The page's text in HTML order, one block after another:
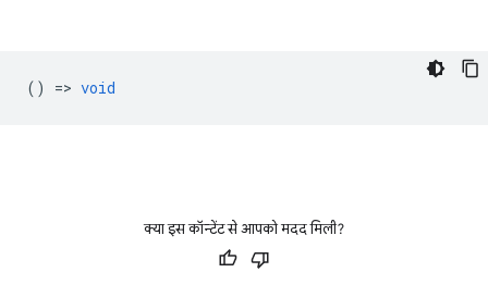
() => void
क्या इस कॉन्टेंट से आपको मदद मिली?